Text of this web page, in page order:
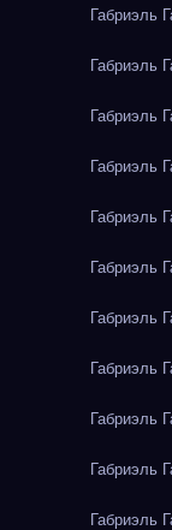
Габриэль
Габриэль
Габриэль
Габриэль
Габриэль
Габриэль
Габриэль
Габриэль
Габриэль
Габриэль
Габриэль